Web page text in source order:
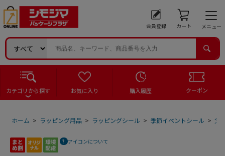
会員登録 カート メニュー
カテゴリから探す お気に入り 購入履歴 クーポン
ホーム > ラッピング用品 > ラッピングシール > 季節イベントシール > 父
アイコンについて